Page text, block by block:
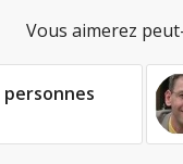
Vous aimerez